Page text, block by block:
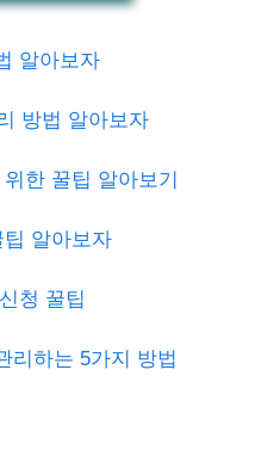
알아보자
방법 알아보자
한 꿀팁 알아보기
알아보자
청 꿀팁
리하는 5가지 방법